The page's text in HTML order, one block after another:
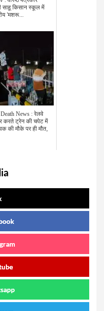
साहू किसान स्कूल में
'मशरू...
News : रेलवे
करते ट्रेन की चपेट में
की मौके पर ही मौत,